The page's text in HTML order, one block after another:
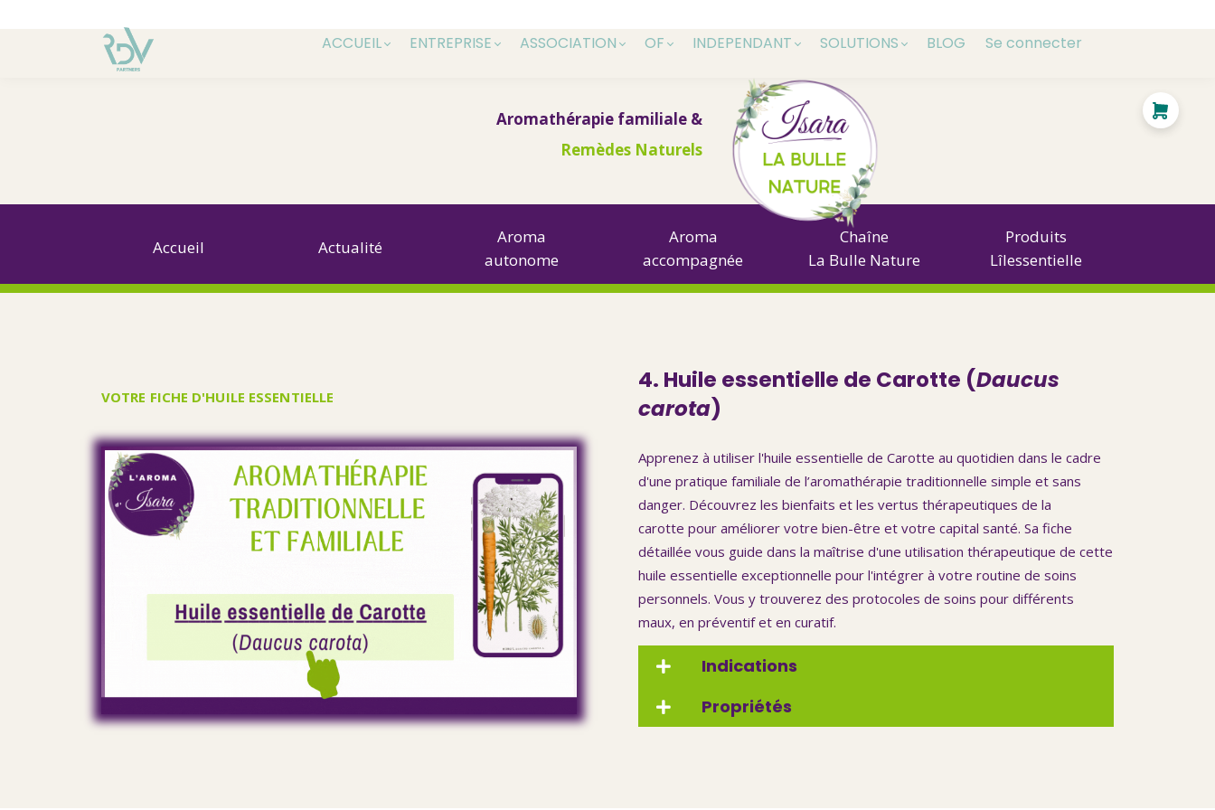
ACCUEIL ENTREPRISE ASSOCIATION OF INDEPENDANT SOLUTIONS BLOG Se connecter
Aromathérapie familiale &
Remèdes Naturels
Accueil Actualité
Aroma
autonome
Aroma
accompagnée
Chaîne
La Bulle Nature
Produits
Lîlessentielle
VOTRE FICHE D'HUILE ESSENTIELLE
4. Huile essentielle de Carotte (Daucus
carota)
Apprenez à utiliser l'huile essentielle de Carotte au quotidien dans le cadre
d'une pratique familiale de l’aromathérapie traditionnelle simple et sans
danger. Découvrez les bienfaits et les vertus thérapeutiques de la
carotte pour améliorer votre bien-être et votre capital santé. Sa fiche
détaillée vous guide dans la maîtrise d'une utilisation thérapeutique de cette
huile essentielle exceptionnelle pour l'intégrer à votre routine de soins
personnels. Vous y trouverez des protocoles de soins pour différents
maux, en préventif et en curatif.
Indications
Propriétés